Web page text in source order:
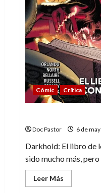
Cómic Crítica
Doc Pastor 6 de
Darkhold: El libro de
sido mucho más, pero
Leer Más
más